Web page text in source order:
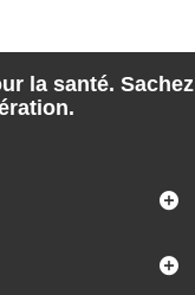
la santé. Sachez